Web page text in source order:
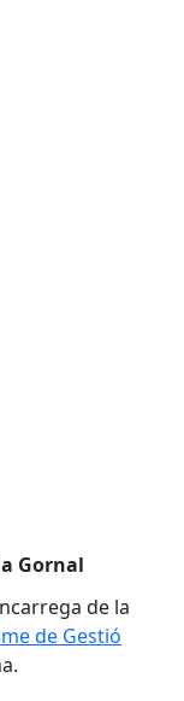
Gornal
de la
de Gestió